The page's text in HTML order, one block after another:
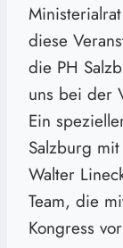
diese
die PH
uns bei der
Ein
Salzburg
Walter
Team, die
Kongress